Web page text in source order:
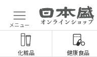
メニュー
化粧品 健康食品